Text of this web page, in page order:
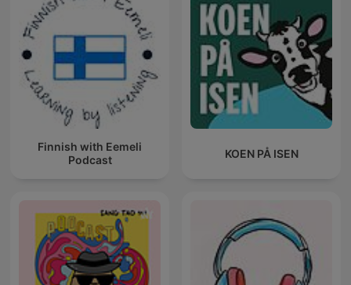
Finnish with Eemeli
Podcast
KOEN PÅ ISEN